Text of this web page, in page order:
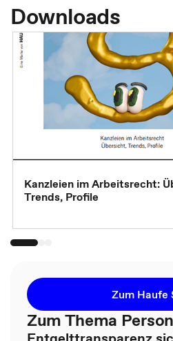
Downloads
Kanzleien im Arbeitsrecht:
Trends, Profile
Zum Haufe
Zum Thema